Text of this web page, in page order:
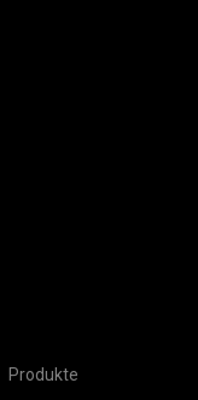
Produkte